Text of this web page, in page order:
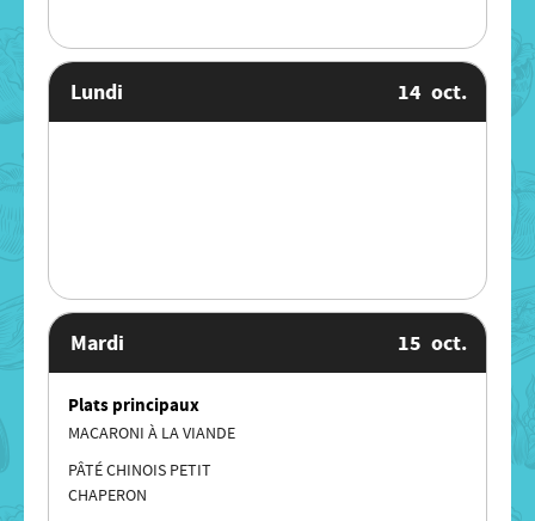
Lundi 14 oct.
Mardi 15 oct.
Plats principaux
MACARONI À LA VIANDE
PÂTÉ CHINOIS PETIT
CHAPERON